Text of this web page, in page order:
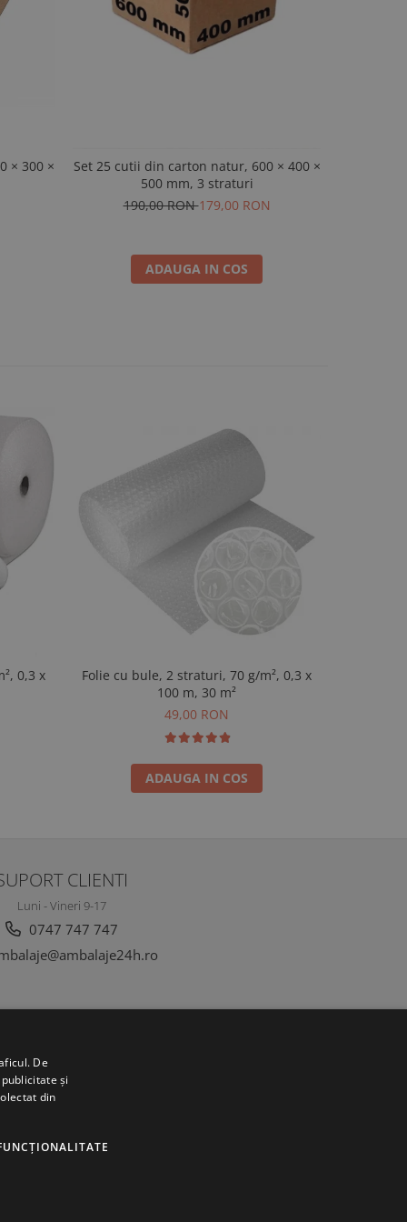
× 300 ×
Set 25 cutii din carton natur, 600 × 400 ×
500 mm, 3 straturi
190,00 RON179,00 RON
ADAUGA IN COS
0,3 x
Folie cu bule, 2 straturi, 70 g/m², 0,3 x
100 m, 30 m²
49,00 RON
ADAUGA IN COS
CLIENTI
Luni - Vineri 9-17
0747 747 747
De
și
din